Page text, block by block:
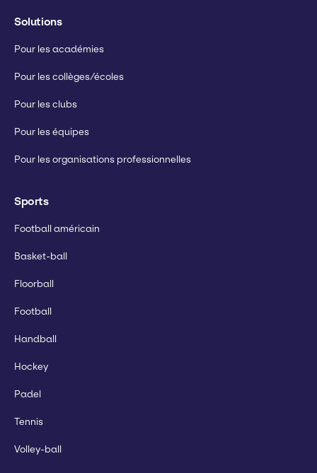
Solutions
Pour les académies
Pour les collèges/écoles
Pour les clubs
Pour les équipes
Pour les organisations professionnelles
Sports
Football américain
Basket-ball
Floorball
Football
Handball
Hockey
Padel
Tennis
Volley-ball